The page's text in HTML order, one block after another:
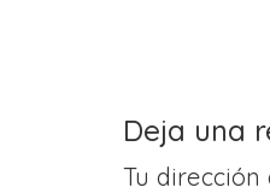
Deja una
Tu